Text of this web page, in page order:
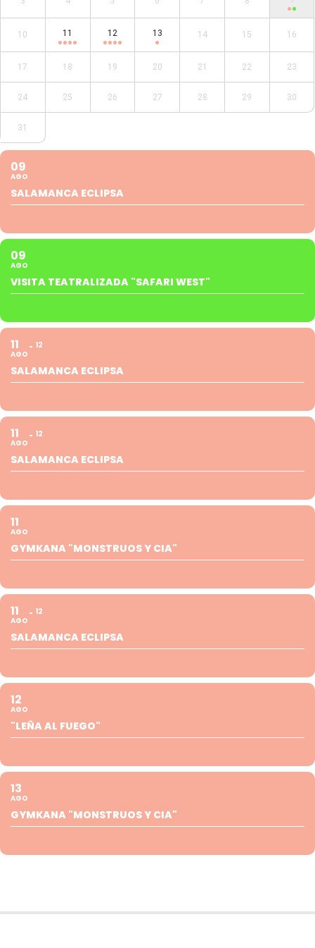
10 11 12 13 14 15 16
17 18 19 20 21 22 23
24 25 26 27 28 29 30
31
09
AGO
SALAMANCA ECLIPSA
09
AGO
VISITA TEATRALIZADA "SAFARI WEST"
11
AGO
12
SALAMANCA ECLIPSA
11
AGO
12
SALAMANCA ECLIPSA
11
AGO
GYMKANA "MONSTRUOS Y CIA"
11
AGO
12
SALAMANCA ECLIPSA
12
AGO
"LEÑA AL FUEGO"
13
AGO
GYMKANA "MONSTRUOS Y CIA"